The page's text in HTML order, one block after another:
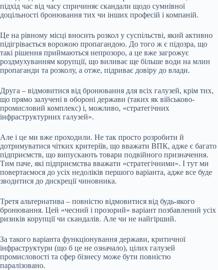
підхід час від часу спричиняє скандали щодо сумнівної
доцільності бронювання тих чи інших професій і компаній.
Це на рівному місці вносить розкол у суспільстві, який активно
підігрівається ворожою пропагандою. До того ж є підозра, що
такі рішення приймаються непрозоро, а це вже загрожує
роздмухуванням корупції, що виливає ще більше води на млин
пропаганди та розколу, а отже, підриває довіру до влади.
Друга – відмовитися від бронювання для всіх галузей, крім тих,
що прямо залучені в обороні держави (таких як військово-
промисловий комплекс) і, можливо, «стратегічних
інфраструктурних галузей».
Але і це ми вже проходили. Не так просто розробити й
дотримуватися чітких критеріїв, що вважати ВПК, адже є багато
підприємств, що випускають товари подвійного призначення.
Тим паче, які підприємства вважати «стратегічними». І тут ми
повертаємося до усіх недоліків першого варіанта, адже все буде
зводитися до дискреції чиновника.
Третя альтернатива – повністю відмовитися від будь-якого
бронювання. Цей «чесний і прозорий» варіант позбавлений усіх
ризиків корупції чи скандалів. Але чи не найгірший.
За такого варіанта функціонування держави, критичної
інфраструктури (що б це не означало), цілих галузей
промисловості та сфер бізнесу може бути повністю
паралізовано.